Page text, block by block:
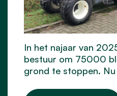
In het najaar van
bestuur om 75000
grond te stoppen.